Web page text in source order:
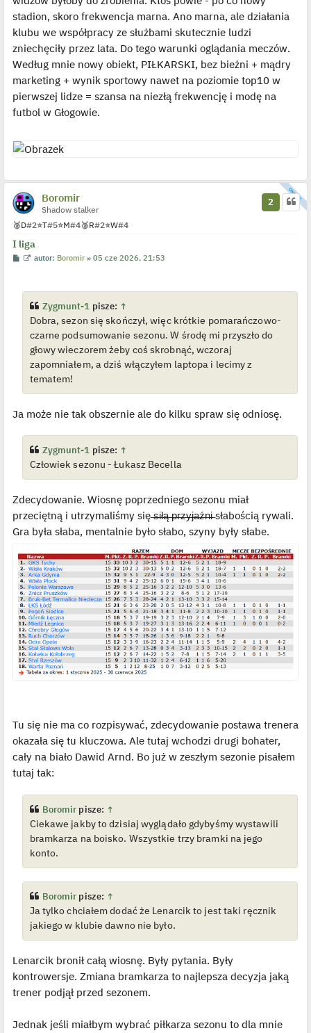
stadion, skoro frekwencja marna. Ano marna, ale działania
klubu we współpracy ze służbami skutecznie ludzi
zniechęciły przez lata. Do tego warunki oglądania meczów.
Według mnie nowy obiekt, PIŁKARSKI, bez bieżni + mądry
marketing + wynik sportowy nawet na poziomie top10 w
pierwszej lidze = szansa na niezłą frekwencję i modę na
futbol w Głogowie.
Boromir
Shadow stalker
🥈D#2⭐T#5⭐M#4🥈R#2⭐W#4
I liga
2
P
W
i
e
t
l
o
j
e
d
y
n
c
y
p
s
t
autor: Boromir »05 cze 2026, 21:53
Zygmunt-1 pisze: ↑
Dobra, sezon się skończył, więc krótkie pomarańczowo-
czarne podsumowanie sezonu. W środę mi przyszło do
głowy wieczorem żeby coś skrobnąć, wczoraj
zapomniałem, a dziś włączyłem laptopa i lecimy z
tematem!
Ja może nie tak obszernie ale do kilku spraw się odniosę.
Zygmunt-1 pisze: ↑
Człowiek sezonu - Łukasz Becella
Zdecydowanie. Wiosnę poprzedniego sezonu miał
przeciętną i utrzymaliśmy się ̶s̶i̶ł̶ą̶ ̶p̶r̶z̶y̶j̶a̶ź̶n̶i̶ słabością rywali.
Gra była słaba, mentalnie było słabo, szyny były słabe.
Tu się nie ma co rozpisywać, zdecydowanie postawa trenera
okazała się tu kluczowa. Ale tutaj wchodzi drugi bohater,
cały na biało Dawid Arnd. Bo już w zeszłym sezonie pisałem
tutaj tak:
Boromir pisze: ↑
Ciekawe jakby to dzisiaj wyglądało gdybyśmy wystawili
bramkarza na boisko. Wszystkie trzy bramki na jego
konto.
Boromir pisze: ↑
Ja tylko chciałem dodać że Lenarcik to jest taki ręcznik
jakiego w klubie dawno nie było.
Lenarcik bronił całą wiosnę. Były pytania. Były
kontrowersje. Zmiana bramkarza to najlepsza decyzja jaką
trener podjął przed sezonem.
Jednak jeśli miałbym wybrać piłkarza sezonu to dla mnie